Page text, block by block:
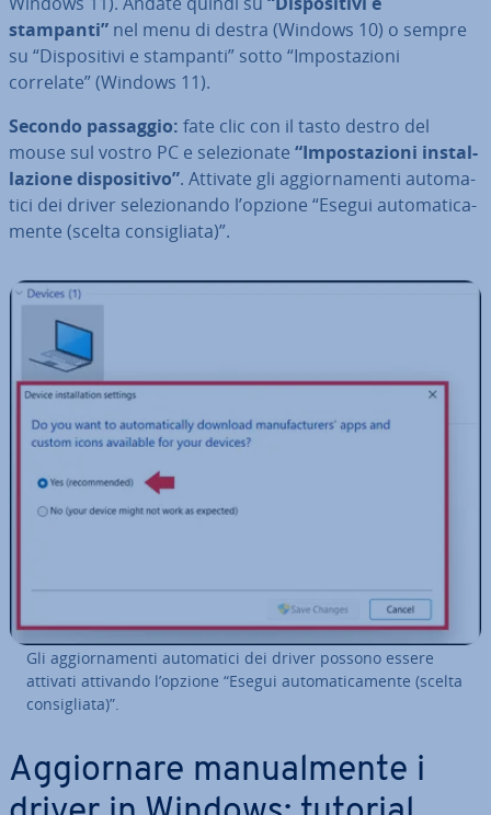
stampanti” nel menu di destra (Windows 10) o sempre
su “Di­spo­si­ti­vi e stampanti” sotto “Im­po­sta­zio­ni
correlate” (Windows 11).
Secondo passaggio: fate clic con il tasto destro del
mouse sul vostro PC e se­le­zio­na­te “Im­po­sta­zio­ni in­stal­
la­zio­ne di­spo­si­ti­vo”. Attivate gli ag­gior­na­men­ti au­to­ma­
ti­ci dei driver se­le­zio­nan­do l’opzione “Esegui au­to­ma­ti­ca­
men­te (scelta con­si­glia­ta)”.
Gli ag­gior­na­men­ti au­to­ma­ti­ci dei driver possono essere
attivati attivando l’opzione “Esegui au­to­ma­ti­ca­men­te (scelta
con­si­glia­ta)”.
Ag­gior­na­re ma­nual­men­te i